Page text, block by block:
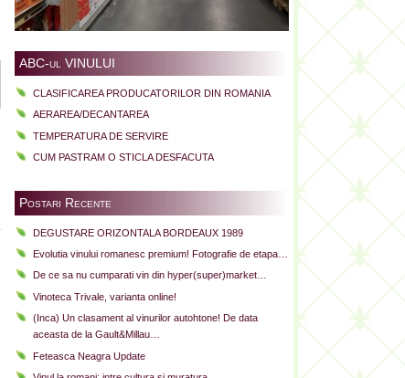
ABC-ul VINULUI
CLASIFICAREA PRODUCATORILOR DIN ROMANIA
AERAREA/DECANTAREA
TEMPERATURA DE SERVIRE
CUM PASTRAM O STICLA DESFACUTA
Postari Recente
DEGUSTARE ORIZONTALA BORDEAUX 1989
Evolutia vinului romanesc premium! Fotografie de etapa…
De ce sa nu cumparati vin din hyper(super)market…
Vinoteca Trivale, varianta online!
(Inca) Un clasament al vinurilor autohtone! De data
aceasta de la Gault&Millau…
Feteasca Neagra Update